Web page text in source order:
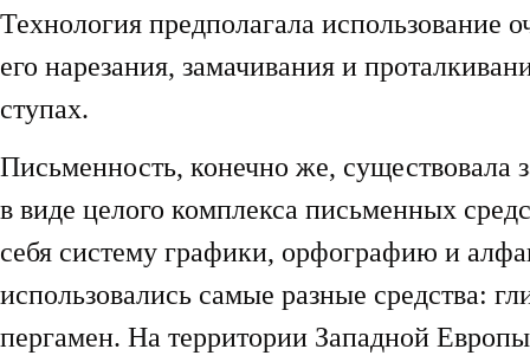
Технология предполагала использование
его нарезания, замачивания и
ступах.
Письменность, конечно же, существовала
в виде целого комплекса письменных
себя систему графики, орфографию и
использовались самые разные средства:
пергамен. На территории Западной